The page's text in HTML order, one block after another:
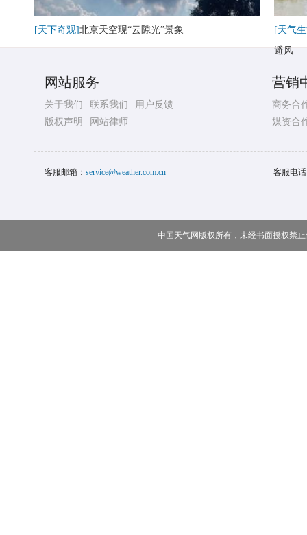
[天下奇观]北京天空现“云隙光”景象
[天气
避风
网站服务
关于我们 联系我们
用户反馈
版权声明
网站律师
营销
商务合
媒资合
客服邮箱： service@weather.com.cn 客服电
中国天气网版权所有，未经书面授权